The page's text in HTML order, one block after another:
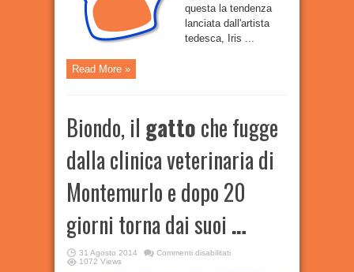
questa la tendenza
lanciata dall'artista
tedesca, Iris ...
Read More »
Biondo, il gattoche fugge
dalla clinica veterinaria di
Montemurlo e dopo 20
giorni torna dai suoi …
31 Agosto 2014 Commenti disabilitatisu
1072 Views